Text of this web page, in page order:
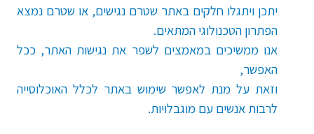
יתכן ויתגלו חלקים באתר שטרם נגישים, או שטרם נמצא
הפתרון הטכנולוגי המתאים.
אנו ממשיכים במאמצים לשפר את נגישות האתר, ככל
האפשר,
וזאת על מנת לאפשר שימוש באתר לכלל האוכלוסייה
לרבות אנשים עם מוגבלויות.